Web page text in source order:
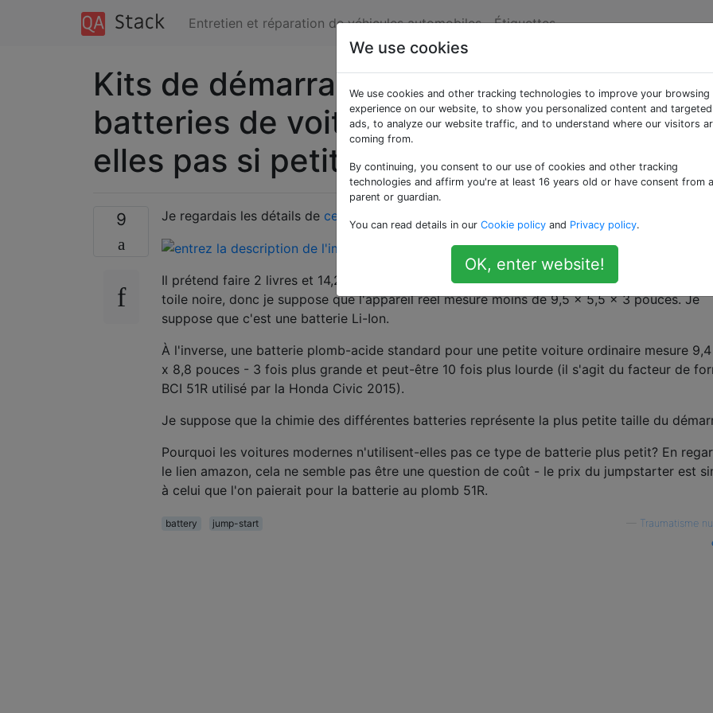
Entretien et réparation de véhicules automobiles Étiquettes
Kits de démarrage portable: pourquoi
batteries de voiture ordinaires ne sont-
elles pas si petites?
9 Je regardais les détails de ce produit Jumpstart
Il prétend faire 2 livres et 14,2 x 12 x 3,5 pouces, ce qui, je pense, est pour le boîtier
toile noire, donc je suppose que l'appareil réel mesure moins de 9,5 x 5,5 x 3 pouces. Je
suppose que c'est une batterie Li-Ion.
À l'inverse, une batterie plomb-acide standard pour une petite voiture ordinaire mesure 9,4
x 8,8 pouces - 3 fois plus grande et peut-être 10 fois plus lourde (il s'agit du facteur de
BCI 51R utilisé par la Honda Civic 2015).
Je suppose que la chimie des différentes batteries représente la plus petite taille du
Pourquoi les voitures modernes n'utilisent-elles pas ce type de batterie plus petit? En
le lien amazon, cela ne semble pas être une question de coût - le prix du jumpstarter est
à celui que l'on paierait pour la batterie au plomb 51R.
battery jump-start
Traumatisme
We use cookies
We use cookies and other tracking technologies to improve your browsing
experience on our website, to show you personalized content and targeted
ads, to analyze our website traffic, and to understand where our visitors
coming from.
By continuing, you consent to our use of cookies and other tracking
technologies and affirm you're at least 16 years old or have consent from a
parent or guardian.
You can read details in our Cookie policy and Privacy policy.
OK, enter website!